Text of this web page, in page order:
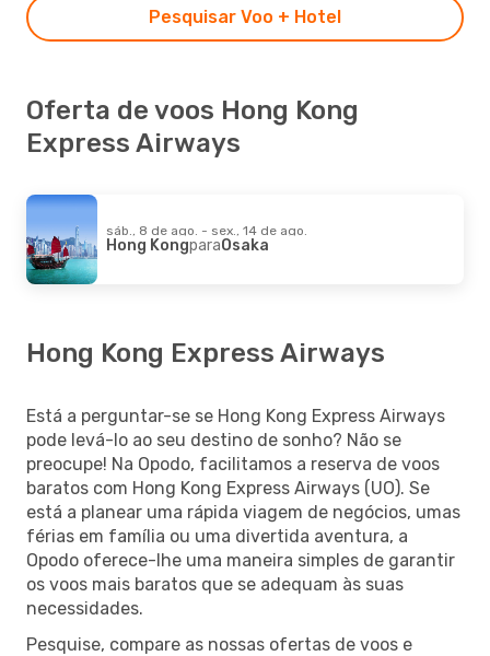
Pesquisar Voo + Hotel
Oferta de voos Hong Kong
Express Airways
sáb., 8 de ago. - sex., 14 de ago.
Hong KongparaOsaka
Hong Kong Express Airways
Está a perguntar-se se Hong Kong Express Airways
pode levá-lo ao seu destino de sonho? Não se
preocupe! Na Opodo, facilitamos a reserva de voos
baratos com Hong Kong Express Airways (UO). Se
está a planear uma rápida viagem de negócios, umas
férias em família ou uma divertida aventura, a
Opodo oferece-lhe uma maneira simples de garantir
os voos mais baratos que se adequam às suas
necessidades.
Pesquise, compare as nossas ofertas de voos e